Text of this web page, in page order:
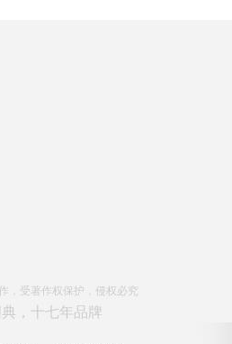
，受著作权保护，侵权必究
，十七年品牌